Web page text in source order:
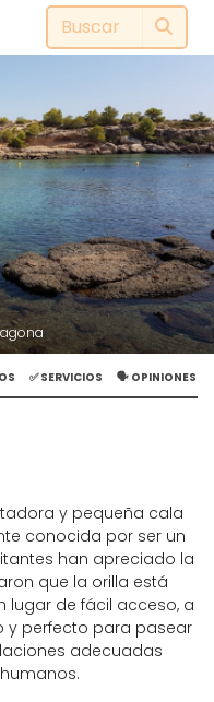
✅ SERVICIOS 🗣️ OPINIONES
y pequeña cala
conocida por ser un
han apreciado la
que la orilla está
lugar de fácil acceso, a
y perfecto para pasear
adecuadas